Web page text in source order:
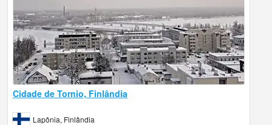
Cidade de Tornio, Finlândia
Lapônia, Finlândia